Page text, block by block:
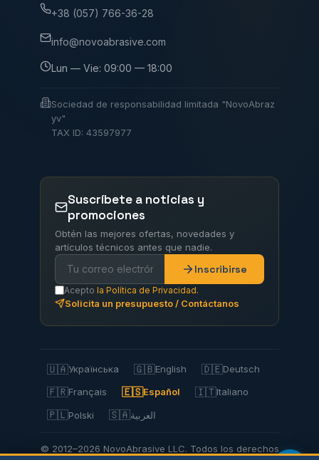
+38 (057) 766-36-28
info@novoabrasive.com
Lun — Vie: 09:00 — 18:00
Sociedad de responsabilidad limitada "NovoAbraz
yv"
TAX ID: 43597977
Suscríbete a noticias y
promociones
Obtén las mejores ofertas, novedades y
artículos técnicos antes que nadie.
Inscribirse
Acepto la Política de Privacidad.
Solicita un presupuesto / Contáctanos
🇺🇦Українська 🇬🇧English 🇩🇪Deutsch
🇫🇷Français 🇪🇸Español 🇮🇹Italiano
🇵🇱Polski 🇸🇦العربية
© 2012–2026 NovoAbrasive LLC. Todos los derechos